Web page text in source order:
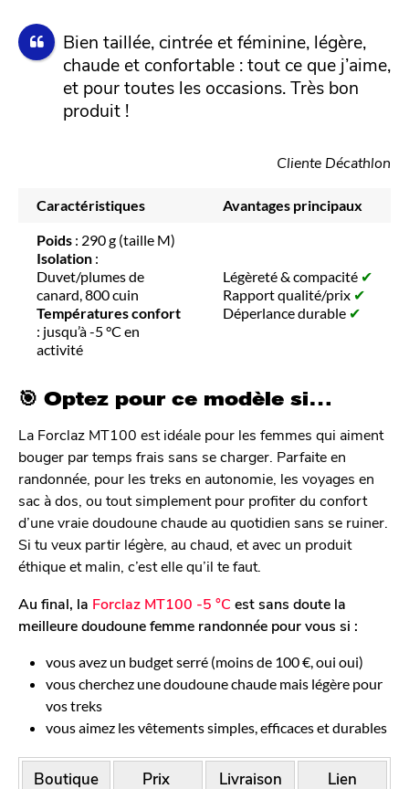
Bien taillée, cintrée et féminine, légère,
chaude et confortable : tout ce que j’aime,
et pour toutes les occasions. Très bon
produit !
Cliente Décathlon
Caractéristiques
Avantages principaux
Poids : 290 g (taille M)
Isolation :
Duvet/plumes de
canard, 800 cuin
Températures confort
: jusqu’à -5 °C en
activité
Légèreté & compacité ✔
Rapport qualité/prix ✔
Déperlance durable ✔
🎯 Optez pour ce modèle si…
La Forclaz MT100 est idéale pour les femmes qui aiment
bouger par temps frais sans se charger. Parfaite en
randonnée, pour les treks en autonomie, les voyages en
sac à dos, ou tout simplement pour profiter du confort
d’une vraie doudoune chaude au quotidien sans se ruiner.
Si tu veux partir légère, au chaud, et avec un produit
éthique et malin, c’est elle qu’il te faut.
Au final, la Forclaz MT100 -5 °C est sans doute la
meilleure doudoune femme randonnée pour vous si :
vous avez un budget serré (moins de 100 €, oui oui)
vous cherchez une doudoune chaude mais légère pour
vos treks
vous aimez les vêtements simples, efficaces et durables
Boutique Prix Livraison Lien